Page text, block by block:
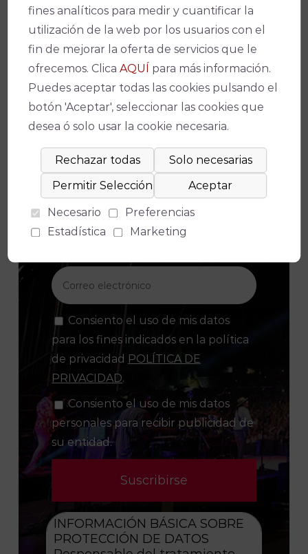
Link
¡No te pierdas nada!
Suscríbete a nuestro boletín para
estar al día de la actualidad y de los
últimos espectáculos.
Consiento el uso de mis datos
para los fines indicados en la política
de privacidad POLÍTICA DE
PRIVACIDAD.
Consiento el uso de mis datos
personales para recibir publicidad de
su entidad.
fines analíticos para medir y cuantificar la
utilización de la web por los usuarios con el
fin de mejorar la oferta de servicios que le
ofrecemos. ClicaAQUÍ para más información.
Puedes aceptar todas las cookies pulsando el
botón 'Aceptar', seleccionar las cookies que
desea ó solo usar la cookie necesaria.
Necesario
Preferencias
Estadística
Marketing